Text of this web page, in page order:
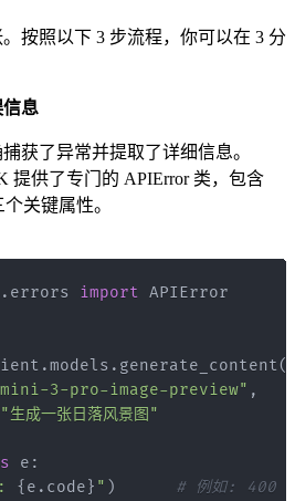
按照以下 3 步流程，你可以在 3 分
息
获了异常并提取了详细信息。
提供了专门的 APIError 类，包含
个关键属性。
. errors import
.models . generate_content(
3-pro-image-preview" ,
"生成一张日落风景图"
e :
{ e . code } " )
# 例如: 400